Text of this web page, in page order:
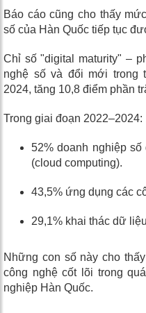
Báo cáo cũng cho thấy
số của Hàn Quốc tiếp tục
Chỉ số "digital maturity" –
nghệ số và đổi mới trong
2024, tăng 10,8 điểm phần
Trong giai đoạn 2022–2024:
52% doanh nghiệp
(cloud computing).
43,5% ứng dụng các
29,1% khai thác dữ
Những con số này cho
công nghệ cốt lõi trong
nghiệp Hàn Quốc.